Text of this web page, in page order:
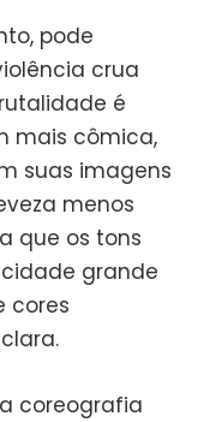
pode
crua
é
mais cômica,
suas imagens
menos
que os tons
grande
cores
coreografia